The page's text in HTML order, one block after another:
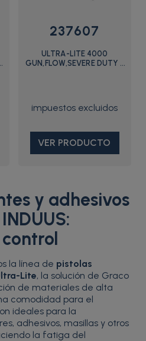
237607
ULTRA-LITE 4000
GUN,FLOW,SEVERE DUTY -
VER PRODUCTO
y adhesivos
la línea de pistolas
Lite, la solución de Graco
de materiales de alta
comodidad para el
ideales para la
adhesivos, masillas y otros
la fatiga del